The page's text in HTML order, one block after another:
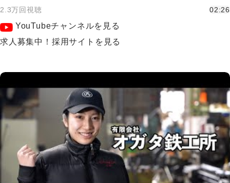
2.3万回視聴 02:26
YouTubeチャンネルを見る
求人募集中！採用サイトを見る